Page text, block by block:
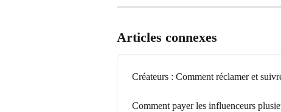
Articles connexes
Créateurs : Comment réclamer et
Comment payer les influenceurs